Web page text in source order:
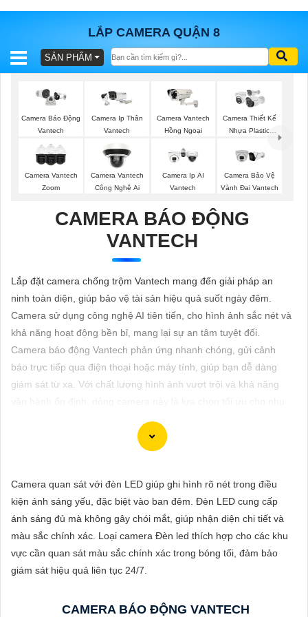
LẮP CAMERA QUẬN 8
BÁO
TRỌN
GÓI
SẢN
VẤN
LẮP
ĐẶT
PHỤ
KIỆN
VẤN
DỊCH
VỤ
SẢN PHẨM
Camera Báo Động
Vantech
Camera Ip Thân
Vantech
Camera Vantech
Hồng Ngoại
Camera Thiết Kế
Nhựa Plastic
Camera Vantech
Zoom
Camera Vantech
Công Nghệ Ai
Camera Ip AI
Vantech
Camera Bảo Vệ
Vành Đai Vantech
CAMERA BÁO ĐỘNG
VANTECH
Lắp đặt camera chống trộm Vantech mang đến giải pháp an
ninh toàn diện, giúp bảo vệ tài sản hiệu quả suốt ngày đêm.
Camera sử dụng công nghệ AI tiên tiến, cho hình ảnh sắc nét và
khả năng hoạt động bền bỉ, mang lại sự an tâm tuyệt đối.
Camera báo động Vantech phản ứng nhanh chóng, gửi cảnh
báo trực tiếp qua điện thoại hoặc máy tính, giúp bạn dễ dàng
giám sát từ xa. Với chất lượng hình ảnh vượt trội và khả năng
Để lựa chọn hoàn hảo một hệ thống Camera Báo Động Chống
Trộm, bạn cần xem xét một số yếu tố sau đây:
Chất lượng hình ảnh: Chọn camera có độ phân giải cao
Tính năng cảnh báo: Chọn hệ thống có tính năng cảnh báo
Camera quan sát với đèn LED giúp ghi hình rõ nét trong điều
kiện ánh sáng yếu, đặc biệt vào ban đêm. Đèn LED cung cấp
ánh sáng đủ mà không gây chói mắt, giúp nhận diện chi tiết và
màu sắc chính xác. Loại camera Đèn led thích hợp cho các khu
vực cần quan sát màu sắc chính xác trong bóng tối, đảm bảo
giám sát hiệu quả liên tục 24/7.
CAMERA BÁO ĐỘNG VANTECH